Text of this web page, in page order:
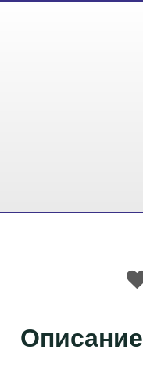
Описание